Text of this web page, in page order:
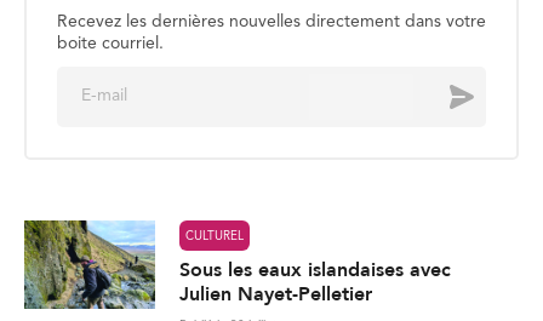
Recevez les dernières nouvelles directement dans votre
boite courriel.
Envoyer
CULTUREL
Sous les eaux islandaises avec
Julien Nayet-Pelletier